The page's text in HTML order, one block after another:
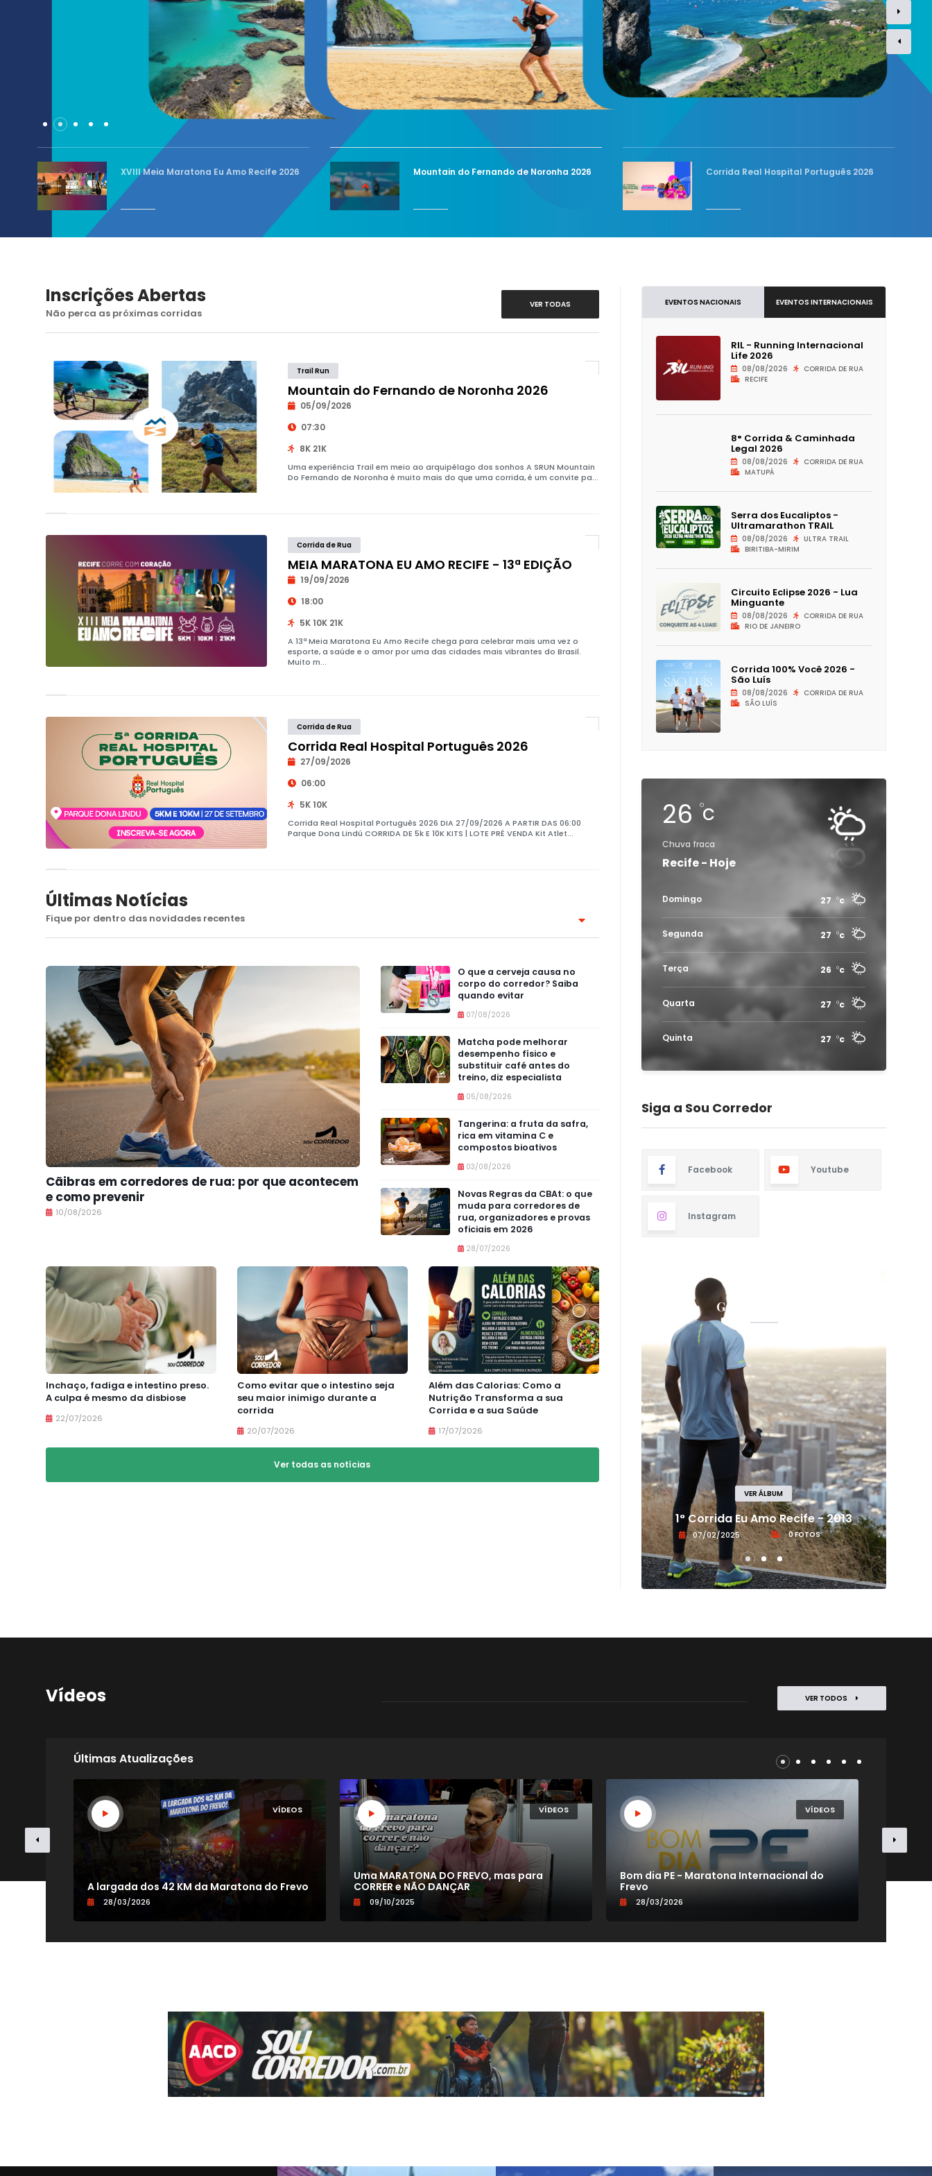
XVIII Meia Maratona Eu Amo Recife 2026 Mountain do Fernando de Noronha 2026 Corrida Real Hospital Português 2026
Inscrições Abertas
Não perca as próximas corridas
VER TODAS
Trail Run
Mountain do Fernando de Noronha 2026
05/09/2026
07:30
8K 21K
Uma experiência Trail em meio ao arquipélago dos sonhos A SRUN Mountain
Do Fernando de Noronha é muito mais do que uma corrida, é um convite pa...
Corrida de Rua
MEIA MARATONA EU AMO RECIFE - 13ª EDIÇÃO
19/09/2026
18:00
5K 10K 21K
A 13ª Meia Maratona Eu Amo Recife chega para celebrar mais uma vez o
esporte, a saúde e o amor por uma das cidades mais vibrantes do Brasil.
Muito m...
Corrida de Rua
Corrida Real Hospital Português 2026
27/09/2026
06:00
5K 10K
Corrida Real Hospital Português 2026 DIA 27/09/2026 A PARTIR DAS 06:00
Parque Dona Lindú CORRIDA DE 5k E 10K KITS | LOTE PRÉ VENDA Kit Atlet...
Últimas Notícias
Fique por dentro das novidades recentes
Cãibras em corredores de rua: por que acontecem
e como prevenir
10/08/2026
O que a cerveja causa no
corpo do corredor? Saiba
quando evitar
07/08/2026
Matcha pode melhorar
desempenho físico e
substituir café antes do
treino, diz especialista
05/08/2026
Tangerina: a fruta da safra,
rica em vitamina C e
compostos bioativos
03/08/2026
Novas Regras da CBAt: o que
muda para corredores de
rua, organizadores e provas
oficiais em 2026
28/07/2026
Inchaço, fadiga e intestino preso.
A culpa é mesmo da disbiose
22/07/2026
Como evitar que o intestino seja
seu maior inimigo durante a
corrida
20/07/2026
Além das Calorias: Como a
Nutrição Transforma a sua
Corrida e a sua Saúde
17/07/2026
Ver todas as notícias
EVENTOS NACIONAIS EVENTOS INTERNACIONAIS
RIL - Running Internacional
Life 2026
08/08/2026
CORRIDA DE RUA
RECIFE
8° Corrida & Caminhada
Legal 2026
08/08/2026
CORRIDA DE RUA
MATUPÁ
Serra dos Eucaliptos -
Ultramarathon TRAIL
08/08/2026
ULTRA TRAIL
BIRITIBA-MIRIM
Circuito Eclipse 2026 - Lua
Minguante
08/08/2026
CORRIDA DE RUA
RIO DE JANEIRO
Corrida 100% Você 2026 -
São Luís
08/08/2026
CORRIDA DE RUA
SÃO LUÍS
26c
Chuva fraca
Recife - Hoje
Domingo 27 c
Segunda 27 c
Terça 26 c
Quarta 27 c
Quinta 27 c
Siga a Sou Corredor
Facebook Youtube
Instagram
Galeria de Fotos
VER ÁLBUM
1° Corrida Eu Amo Recife - 2013
07/02/2025 0 FOTOS
Vídeos VER TODOS
Últimas Atualizações
A largada dos 42 KM da Maratona do Frevo
28/03/2026
VÍDEOS
Uma MARATONA DO FREVO, mas para
CORRER e NÃO DANÇAR
09/10/2025
VÍDEOS
Bom dia PE - Maratona Internacional do
Frevo
28/03/2026
VÍDEOS